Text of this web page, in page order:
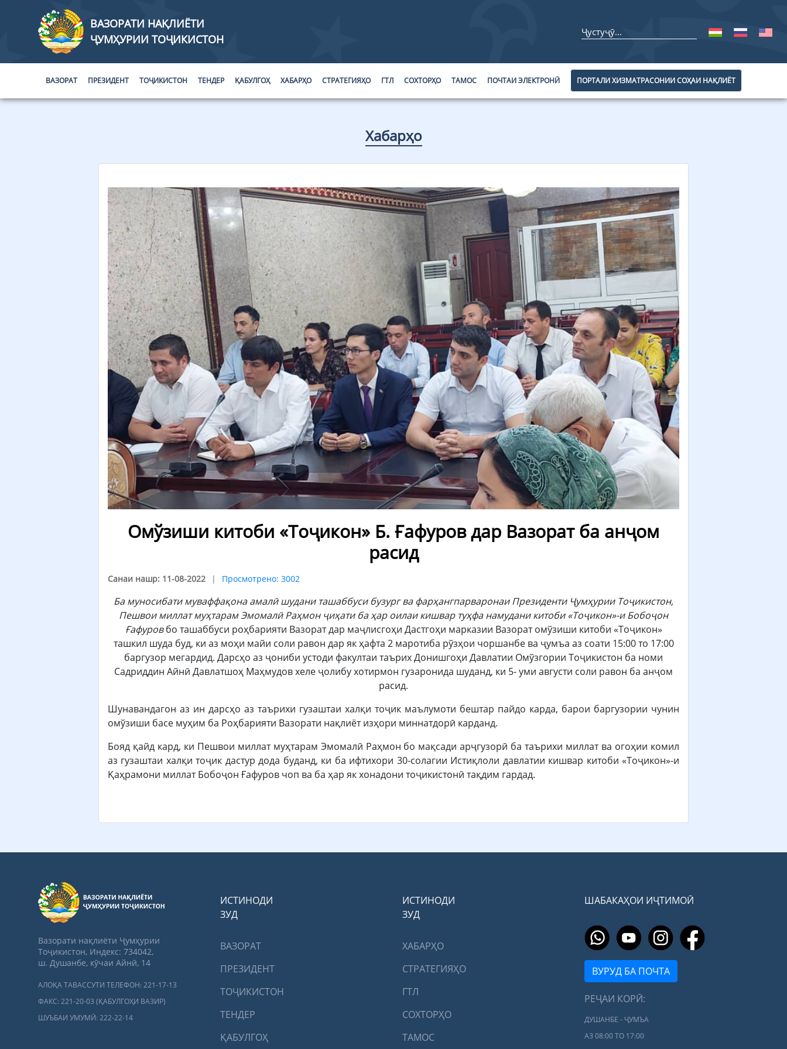
ВАЗОРАТИ НАҚЛИЁТИ
ҶУМҲУРИИ ТОҶИКИСТОН
ВАЗОРАТ ПРЕЗИДЕНТ ТОҶИКИСТОН ТЕНДЕР ҚАБУЛГОҲ ХАБАРҲО СТРАТЕГИЯҲО ГТЛ СОХТОРҲО ТАМОС ПОЧТАИ ЭЛЕКТРОНӢ ПОРТАЛИ ХИЗМАТРАСОНИИ СОҲАИ НАҚЛИЁТ
Хабарҳо
Омўзиши китоби «Тоҷикон» Б. Ғафуров дар Вазорат ба анҷом
расид
Санаи нашр: 11-08-2022 Просмотрено: 3002
Ба муносибати муваффақона амалӣшудани ташаббуси бузург ва фарҳангпарваронаи Президенти Ҷумҳурии Тоҷикистон,
Пешвои миллат муҳтарам ЭмомалӣРаҳмон ҷиҳати баҳар оилаи кишвар туҳфа намудани китоби «Тоҷикон»-и Бобоҷон
Ғафуровбо ташаббуси роҳбарияти Вазорат дар маҷлисгоҳи Дастгоҳи марказии Вазорат омўзиши китоби «Тоҷикон»
ташкил шуда буд, ки аз моҳи майи соли равон дар як ҳафта 2 маротиба рўзҳои чоршанбе ва ҷумъа аз соати 15:00 то 17:00
баргузор мегардид. Дарсҳо аз ҷониби устоди факултаи таърих Донишгоҳи Давлатии Омўзгории Тоҷикистон ба номи
Садриддин Айнӣ Давлатшоҳ Маҳмудов хеле ҷолибу хотирмон гузаронида шуданд, ки 5- уми августи соли равон ба анҷом
расид.
Шунавандагон аз ин дарсҳо аз таърихи гузаштаи халқи тоҷик маълумоти бештар пайдо карда, барои баргузории чунин
омўзиши басе муҳим ба Роҳбарияти Вазорати нақлиёт изҳори миннатдорӣ карданд.
Бояд қайд кард, ки Пешвои миллат муҳтарам Эмомалӣ Раҳмон бо мақсади арҷгузорӣ ба таърихи миллат ва огоҳии комил
аз гузаштаи халқи тоҷик дастур дода буданд, ки ба ифтихори 30-солагии Истиқлоли давлатии кишвар китоби «Тоҷикон»-и
Қаҳрамони миллат Бобоҷон Ғафуров чоп ва ба ҳар як хонадони тоҷикистонӣ тақдим гардад.
Вазорати нақлиёти Ҷумҳурии
Тоҷикистон, Индекс: 734042,
ш. Душанбе, кӯчаи Айнӣ, 14
АЛОҚА ТАВАССУТИ ТЕЛЕФОН: 221-17-13
ФАКС: 221-20-03 (ҚАБУЛГОҲИ ВАЗИР)
ШУЪБАИ УМУМӢ: 222-22-14
ИСТИНОДИ
ЗУД
ВАЗОРАТ
ПРЕЗИДЕНТ
ТОҶИКИСТОН
ТЕНДЕР
ҚАБУЛГОҲ
ИСТИНОДИ
ЗУД
ХАБАРҲО
СТРАТЕГИЯҲО
ГТЛ
СОХТОРҲО
ТАМОС
ШАБАКАҲОИ ИҶТИМОӢ
ВУРУД БА ПОЧТА
РЕҶАИ КОРӢ:
ДУШАНБЕ - ҶУМЪА
АЗ 08:00 ТО 17:00